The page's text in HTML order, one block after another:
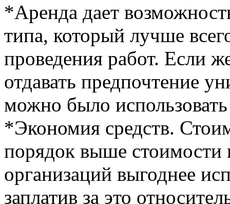
*Аренда дает
типа, который лучше
проведения работ. Если
отдавать предпочтение
можно было
*Экономия средств.
порядок выше стоимости
организаций выгоднее
заплатив за это